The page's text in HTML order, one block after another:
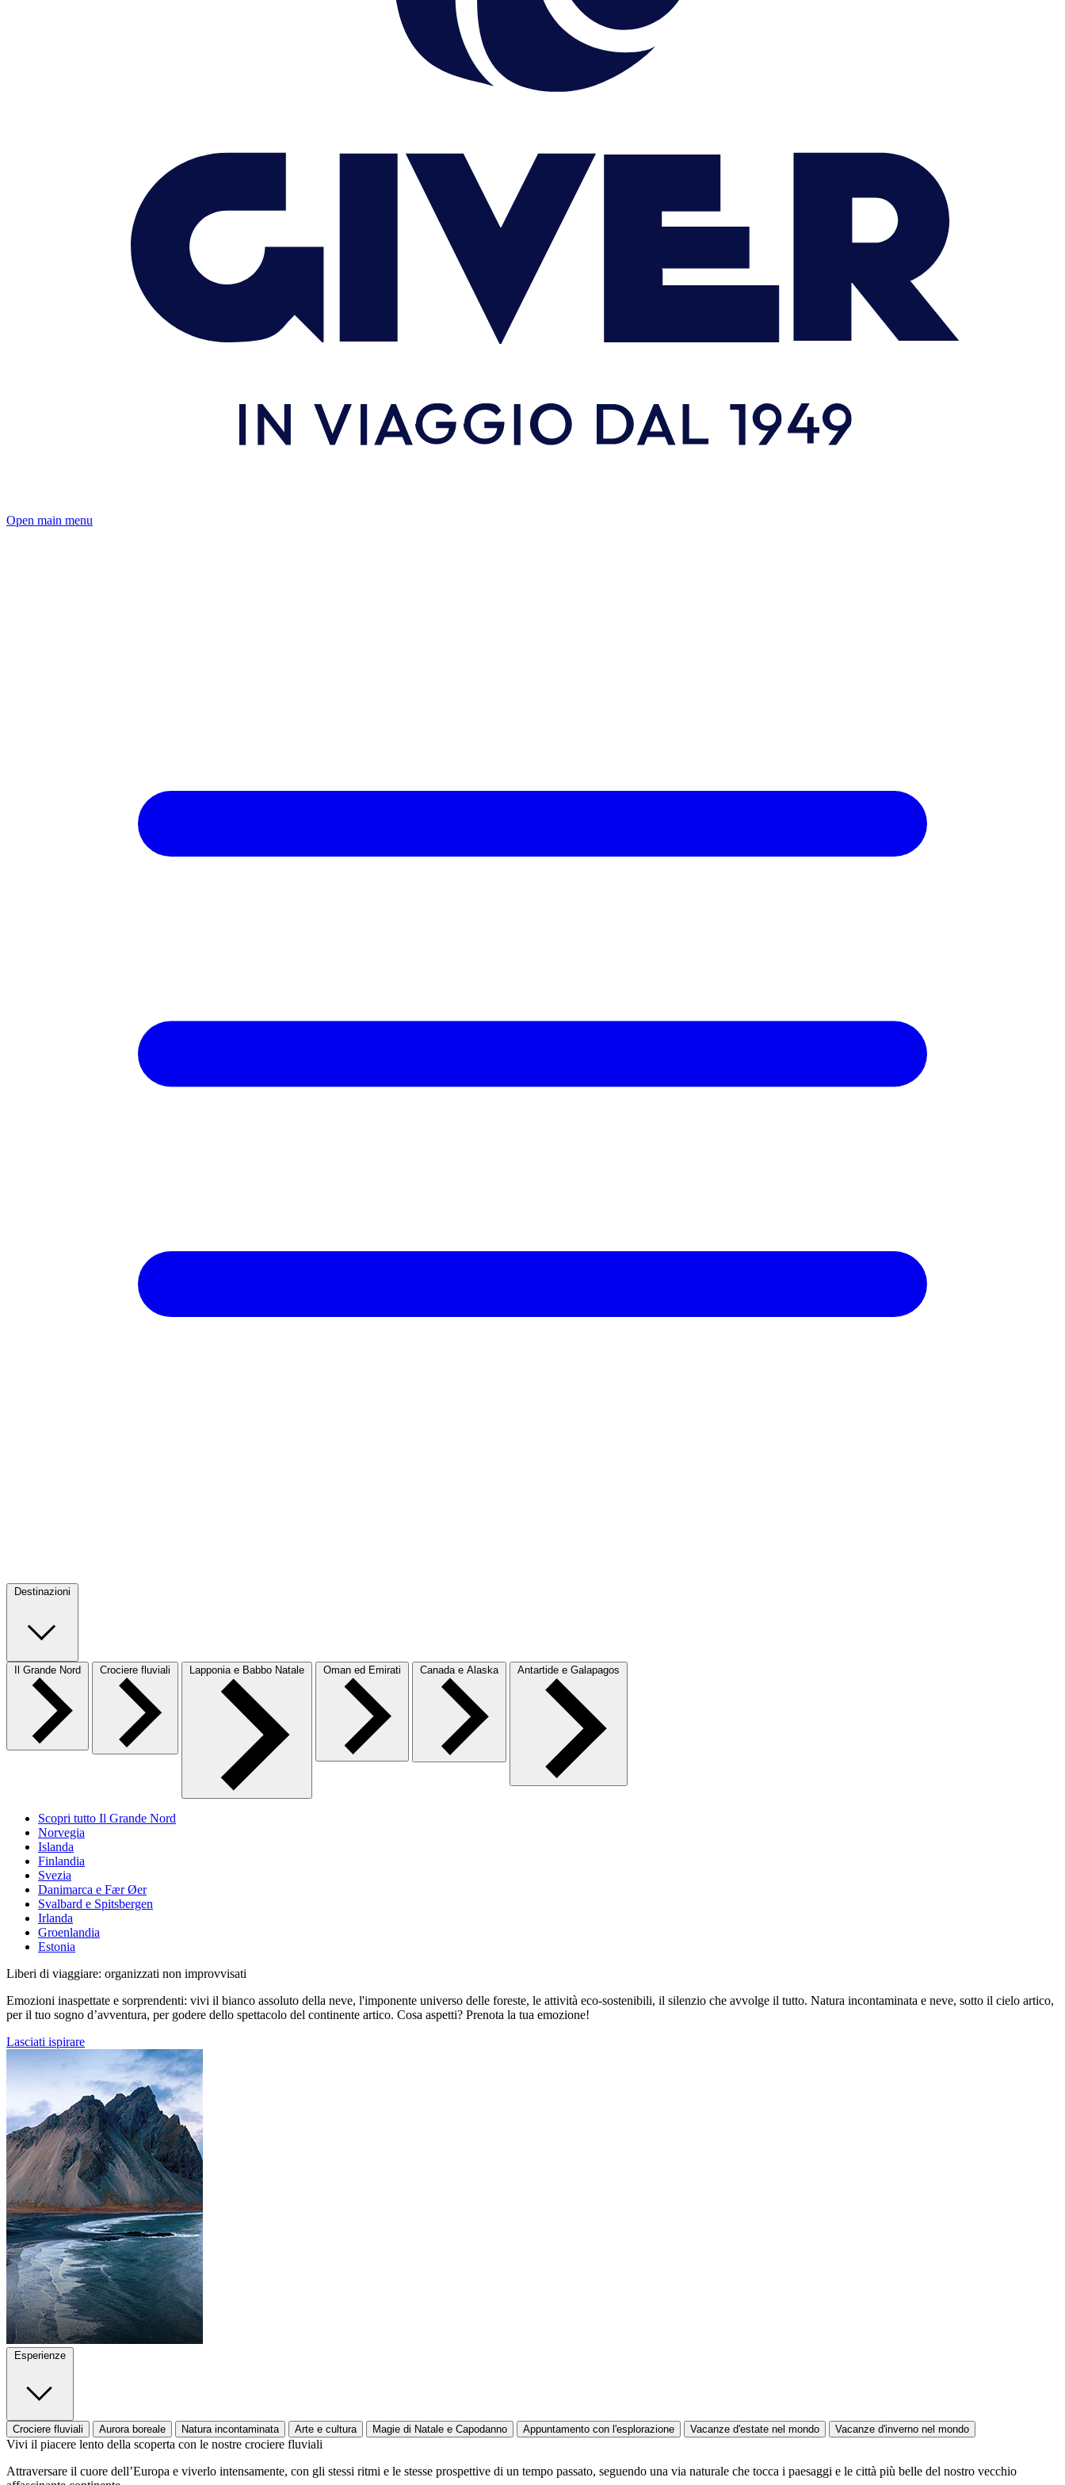
Open main menu
Destinazioni
Il Grande Nord Crociere fluviali Lapponia e Babbo Natale Oman ed Emirati Canada e Alaska Antartide e Galapagos
Scopri tutto Il Grande Nord
Norvegia
Islanda
Finlandia
Svezia
Danimarca e Fær Øer
Svalbard e Spitsbergen
Irlanda
Groenlandia
Estonia
Liberi di viaggiare: organizzati non improvvisati
Emozioni inaspettate e sorprendenti: vivi il bianco assoluto della neve, l'imponente universo delle foreste, le attività eco-sostenibili, il silenzio che avvolge il tutto. Natura incontaminata e neve, sotto il cielo artico,
per il tuo sogno d’avventura, per godere dello spettacolo del continente artico. Cosa aspetti? Prenota la tua emozione!
Lasciati ispirare
Esperienze
Crociere fluviali Aurora boreale Natura incontaminata Arte e cultura Magie di Natale e Capodanno Appuntamento con l'esplorazione Vacanze d'estate nel mondo Vacanze d'inverno nel mondo
Vivi il piacere lento della scoperta con le nostre crociere fluviali
Attraversare il cuore dell’Europa e viverlo intensamente, con gli stessi ritmi e le stesse prospettive di un tempo passato, seguendo una via naturale che tocca i paesaggi e le città più belle del nostro vecchio